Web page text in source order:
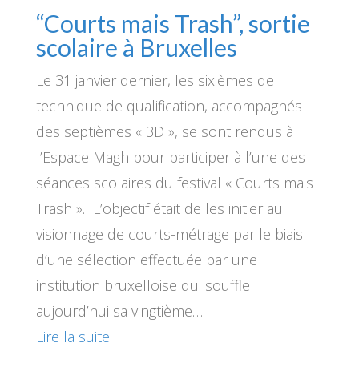
“Courts mais Trash”, sortie
scolaire à Bruxelles
Le 31 janvier dernier, les sixièmes de
technique de qualification, accompagnés
des septièmes « 3D », se sont rendus à
l’Espace Magh pour participer à l’une des
séances scolaires du festival « Courts mais
Trash ». L’objectif était de les initier au
visionnage de courts-métrage par le biais
d’une sélection effectuée par une
institution bruxelloise qui souffle
aujourd’hui sa vingtième…
Lire la suite